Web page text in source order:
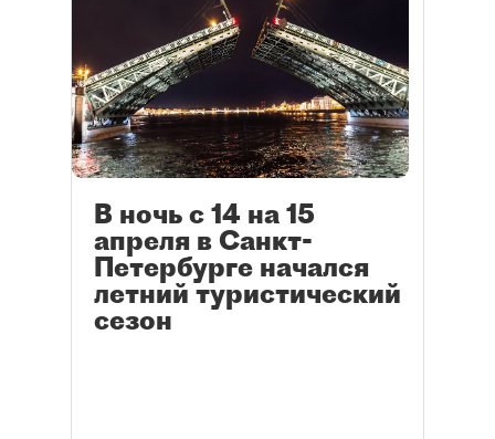
В ночь с 14 на 15
апреля в Санкт-
Петербурге начался
летний туристический
сезон